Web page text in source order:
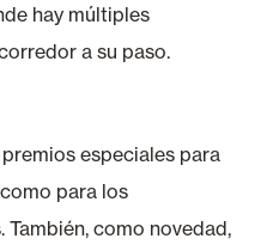
hay múltiples
a su paso.
especiales para
para los
como novedad,